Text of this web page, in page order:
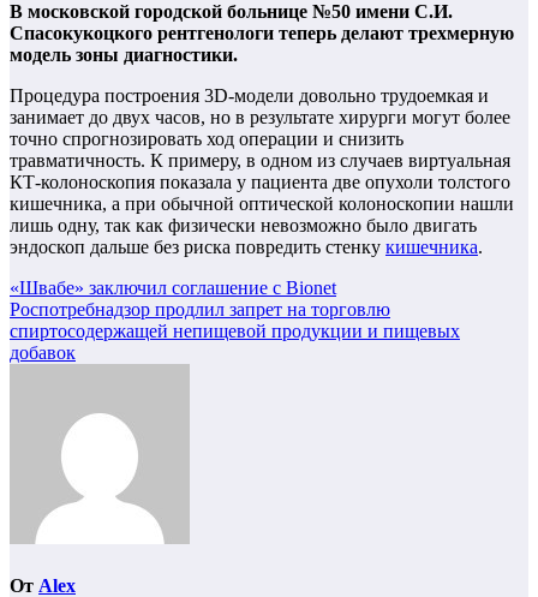
В московской городской больнице №50 имени С.И.
Спасокукоцкого рентгенологи теперь делают трехмерную
модель зоны диагностики.
Процедура построения 3D-модели довольно трудоемкая и
занимает до двух часов, но в результате хирурги могут более
точно спрогнозировать ход операции и снизить
травматичность. К примеру, в одном из случаев виртуальная
КТ-колоноскопия показала у пациента две опухоли толстого
кишечника, а при обычной оптической колоноскопии нашли
лишь одну, так как физически невозможно было двигать
эндоскоп дальше без риска повредить стенку кишечника.
Навигация
по
записям
«Швабе» заключил соглашение с Bionet
Роспотребнадзор продлил запрет на торговлю
спиртосодержащей непищевой продукции и пищевых
добавок
От Alex